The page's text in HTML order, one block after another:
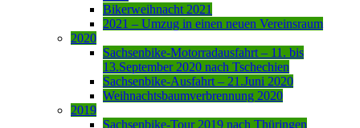
Bikerweihnacht 2021
2021 – Umzug in einen neuen Vereinsraum
2020
Sachsenbike-Motorradausfahrt – 11. bis
13.September 2020 nach Tschechien
Sachsenbike-Ausfahrt – 21.Juni 2020
Weihnachtsbaumverbrennung 2020
2019
Sachsenbike-Tour 2019 nach Thüringen